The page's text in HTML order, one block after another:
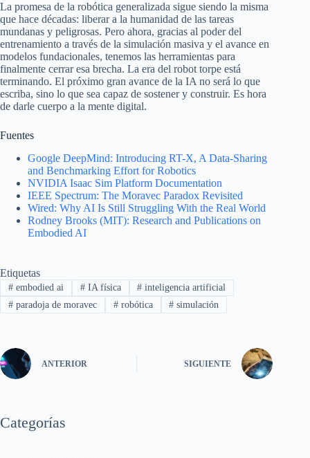
La promesa de la robótica generalizada sigue siendo la misma
que hace décadas: liberar a la humanidad de las tareas
mundanas y peligrosas. Pero ahora, gracias al poder del
entrenamiento a través de la simulación masiva y el avance en
modelos fundacionales, tenemos las herramientas para
finalmente cerrar esa brecha. La era del robot torpe está
terminando. El próximo gran avance de la IA no será lo que
escriba, sino lo que sea capaz de sostener y construir. Es hora
de darle cuerpo a la mente digital.
Fuentes
Google DeepMind: Introducing RT-X, A Data-Sharing
and Benchmarking Effort for Robotics
NVIDIA Isaac Sim Platform Documentation
IEEE Spectrum: The Moravec Paradox Revisited
Wired: Why AI Is Still Struggling With the Real World
Rodney Brooks (MIT): Research and Publications on
Embodied AI
Etiquetas
#embodied ai #IA física # inteligencia artificial
#paradoja de moravec #robótica # simulación
ANTERIOR SIGUIENTE
Categorías